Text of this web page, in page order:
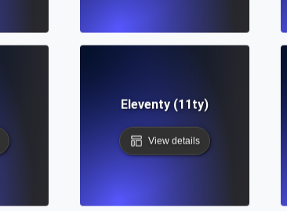
Eleventy (11ty)
View details